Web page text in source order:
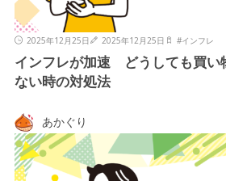
2025年12月25日 2025年12月25日 #インフレ
インフレが加速 どうしても買い
ない時の対処法
あかぐり